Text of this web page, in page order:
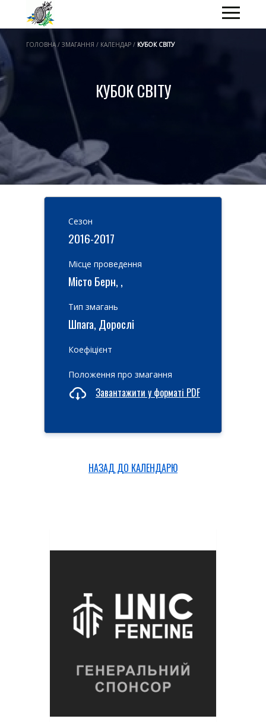
ГОЛОВНА / ЗМАГАННЯ / КАЛЕНДАР / КУБОК СВІТУ
КУБОК СВІТУ
Cезон
2016-2017
Місце проведення
Місто Берн, ,
Тип змагань
Шпага, Дорослі
Коефіцієнт
Положення про змагання
Завантажити у форматі PDF
НАЗАД ДО КАЛЕНДАРЮ